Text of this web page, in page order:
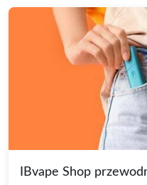
IBvape Shop